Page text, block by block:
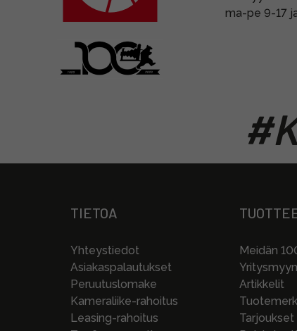
ma-pe 9-17
TIETOA
Yhteystiedot
Asiakaspalautukset
Peruutuslomake
Kameraliike-rahoitus
Leasing-rahoitus
Meidän
Artikkelit
Tarjoukset